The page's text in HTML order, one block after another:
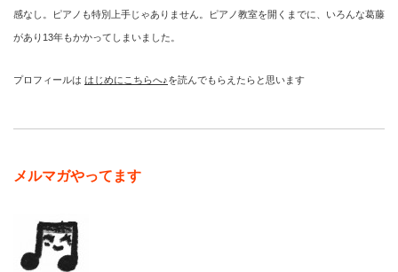
感なし。ピアノも特別上手じゃありません。ピアノ教室を開くまでに、いろんな葛藤
があり13年もかかってしまいました。
プロフィールは はじめにこちらへ♪を読んでもらえたらと思います
メルマガやってます